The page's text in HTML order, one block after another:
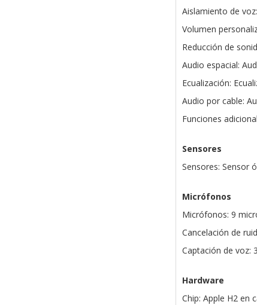
Aislamiento de
Volumen
Reducción de
Audio espacial:
Ecualización:
Audio por cable:
Funciones
Sensores
Sensores: Sensor
Micrófonos
Micrófonos: 9
Cancelación de
Captación de voz:
Hardware
Chip: Apple H2 en